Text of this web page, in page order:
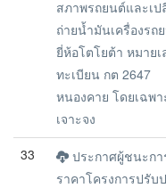
สภาพรถยนต์และเป
ถ่ายน้ำมันเครื่องรถ
ยี่ห้อโตโยต้า หมายเ
ทะเบียน กต 2647
หนองคาย โดยเฉพา
เจาะจง
33
ประกาศผู้ชนะกา
ราคาโครงการปรับ